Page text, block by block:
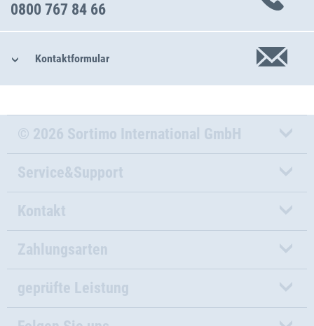
0800 767 84 66
Kontaktformular
© 2026 Sortimo International GmbH
Service&Support
Kontakt
Zahlungsarten
geprüfte Leistung